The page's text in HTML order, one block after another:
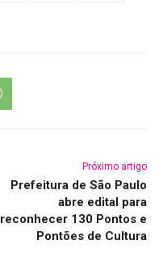
Próximo artigo
Prefeitura de São Paulo
abre edital para
reconhecer 130 Pontos e
Pontões de Cultura